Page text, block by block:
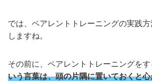
では、ペアレントトレーニングの実践方
しますね。
その前に、ペアレントトレーニングを
いう言葉は、頭の片隅に置いておくと